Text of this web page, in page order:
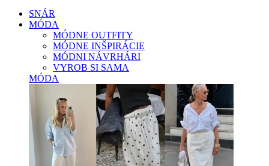
SNÁR
MÓDA
MÓDNE OUTFITY
MÓDNE INŠPIRÁCIE
MÓDNI NÁVRHÁRI
VYROB SI SAMA
MÓDA